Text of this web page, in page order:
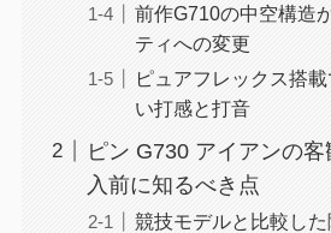
前作G710の中空構造
ティへの変更
ピュアフレックス搭
い打感と打音
ピン G730 アイアンの
入前に知るべき点
競技モデルと比較し